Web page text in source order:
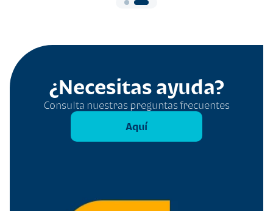
¿Necesitas ayuda?
Consulta nuestras preguntas frecuentes
Aquí